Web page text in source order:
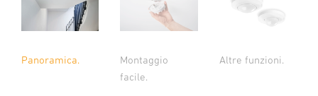
Panoramica.
Montaggio
facile.
Altre funzioni.